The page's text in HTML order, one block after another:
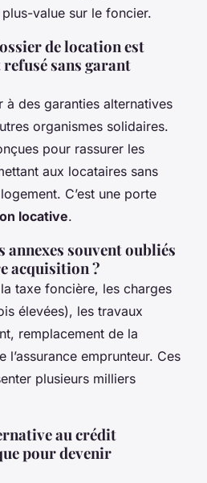
value sur le foncier.
de location est
sans garant
à des garanties alternatives
organismes solidaires.
pour rassurer les
aux locataires sans
C’est une porte
locative.
annexes souvent oubliés
acquisition ?
taxe foncière, les charges
élevées), les travaux
remplacement de la
l’assurance emprunteur. Ces
plusieurs milliers
au crédit
pour devenir